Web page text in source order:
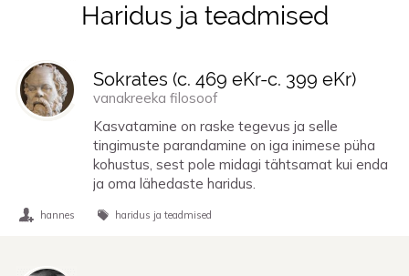
Tsitaadid teemalharidus ja
Haridus ja teadmised
Sokrates (c. 469 eKr-c. 399 eKr)
vanakreeka filosoof
Kasvatamine on raske tegevus ja selle
tingimuste parandamine on iga inimese püha
kohustus, sest pole midagi tähtsamat kui enda
ja oma lähedaste haridus.
hannes haridus ja teadmised